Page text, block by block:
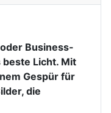
Business-
beste Licht. Mit
Gespür für
die